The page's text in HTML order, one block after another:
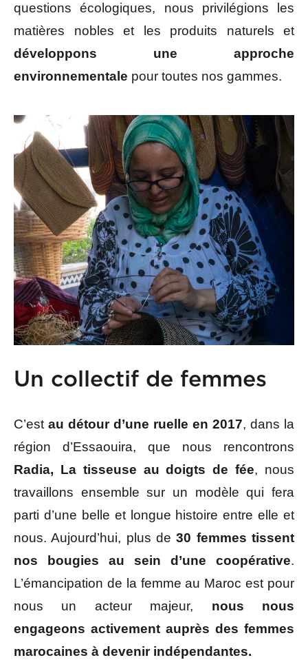
questions écologiques, nous privilégions les
matières nobles et les produits naturels et
développons une approche
environnementale pour toutes nos gammes.
Un collectif de femmes
C’est au détour d’une ruelle en 2017, dans la
région d’Essaouira, que nous rencontrons
Radia, La tisseuse au doigts de fée, nous
travaillons ensemble sur un modèle qui fera
parti d’une belle et longue histoire entre elle et
nous. Aujourd’hui, plus de30 femmes tissent
nos bougies au sein d’une coopérative.
L’émancipation de la femme au Maroc est pour
nous un acteur majeur, nous nous
engageons activement auprès des femmes
marocaines à devenir indépendantes.